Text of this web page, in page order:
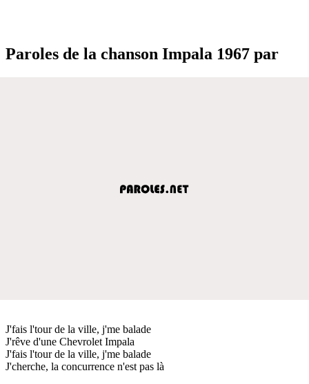
Paroles de la chanson Impala 1967 par
J'fais l'tour de la ville, j'me balade
J'rêve d'une Chevrolet Impala
J'fais l'tour de la ville, j'me balade
J'cherche, la concurrence n'est pas là